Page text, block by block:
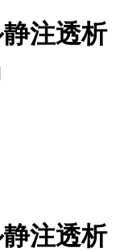
注透析
注透析